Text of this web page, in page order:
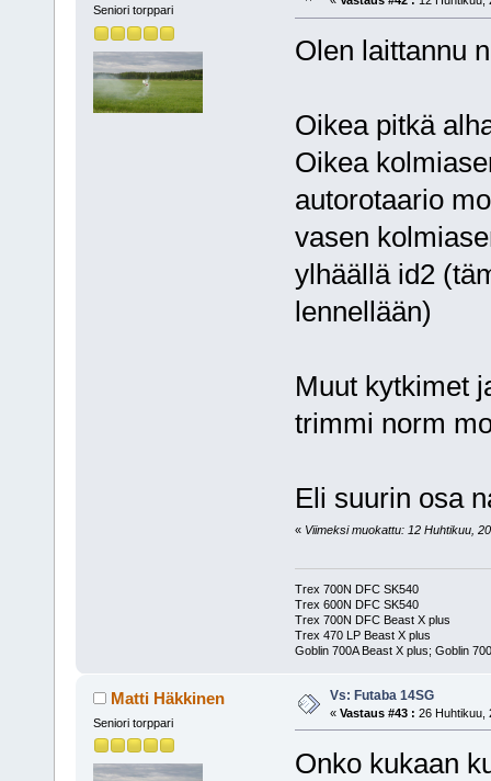
Seniori torppari
Olen laittannu
Oikea pitkä
Oikea
autorotaario
vasen
ylhäällä id2
lennellään)
Muut kytkimet
trimmi norm
Eli suurin osa
« Viimeksi muokattu: 12 Huhtikuu,
Trex 700N DFC SK540
Trex 600N DFC SK540
Trex 700N DFC Beast X plus
Trex 470 LP Beast X plus
Goblin 700A Beast X plus; Goblin
Matti Häkkinen
Seniori torppari
Vs: Futaba 14SG
« Vastaus #43 : 26 Huhtikuu,
Onko kukaan